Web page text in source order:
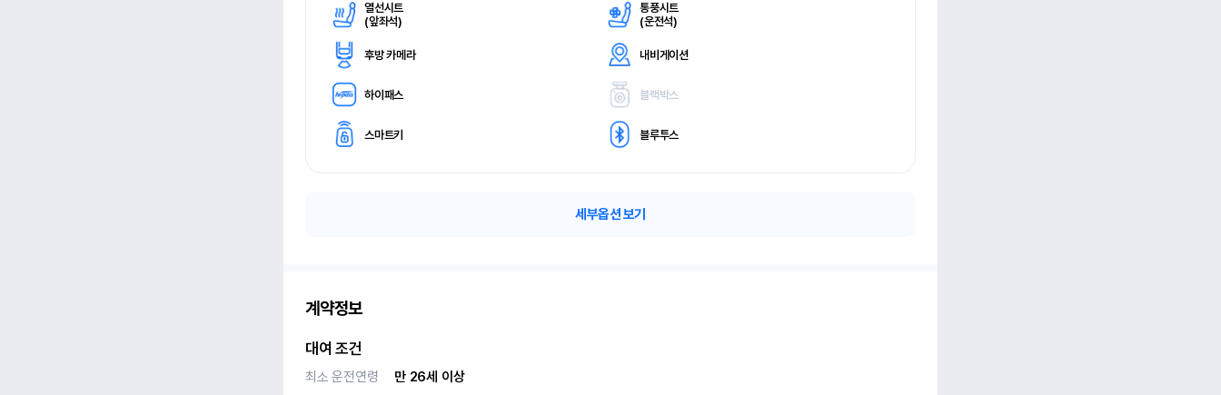
열선시트
(앞좌석)
통풍시트
(운전석)
후방 카메라 내비게이션
하이패스 블랙박스
스마트키 블루투스
세부옵션 보기
계약정보
대여 조건
최소 운전연령
만 26세 이상